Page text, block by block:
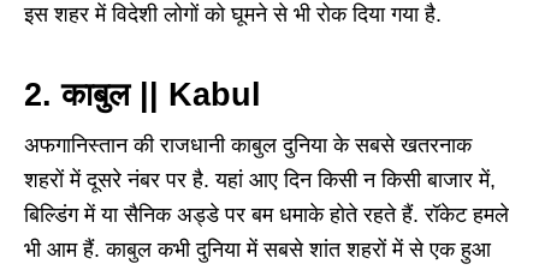
इस शहर में विदेशी लोगों को घूमने से भी रोक दिया गया है.
2. काबुल || Kabul
अफगानिस्तान की राजधानी काबुल दुनिया के सबसे खतरनाक
शहरों में दूसरे नंबर पर है. यहां आए दिन किसी न किसी बाजार में,
बिल्डिंग में या सैनिक अड्डे पर बम धमाके होते रहते हैं. रॉकेट हमले
भी आम हैं. काबुल कभी दुनिया में सबसे शांत शहरों में से एक हुआ